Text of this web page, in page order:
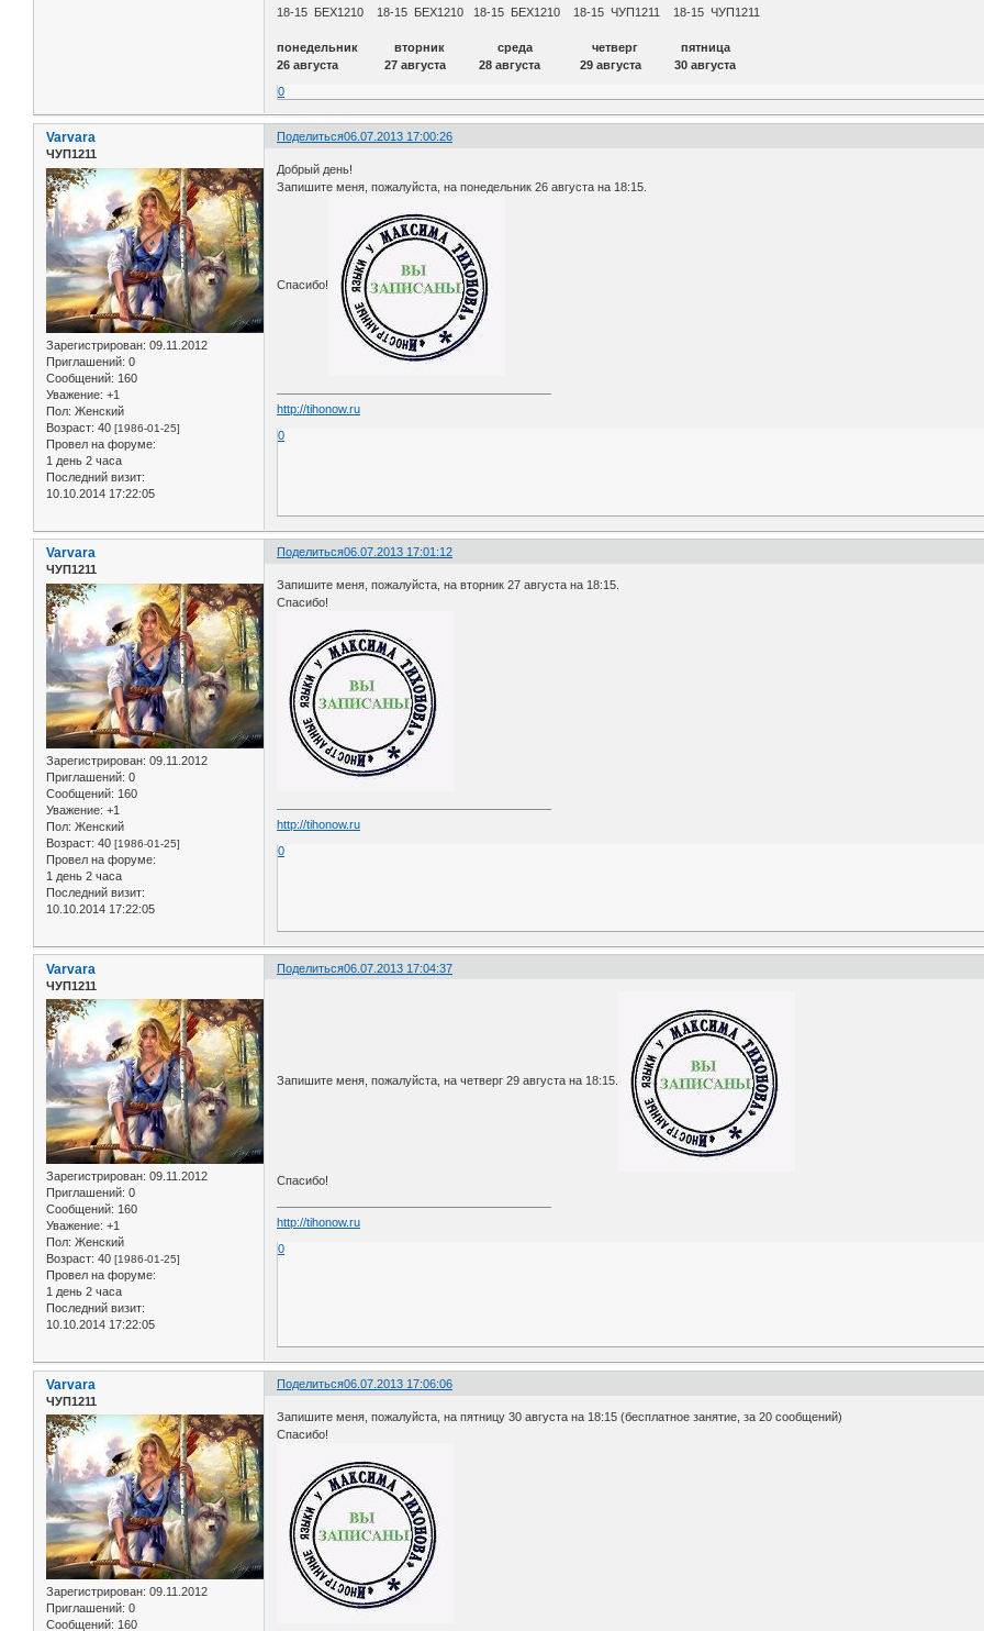
18-15 БЕХ1210 18-15 БЕХ1210 18-15 БЕХ1210 18-15 ЧУП1211 18-15 ЧУП1211
понедельник вторник среда четверг пятница
26 августа 27 августа 28 августа 29 августа 30 августа
0
Поделиться06.07.2013 17:00:26
Varvara
ЧУП1211
Зарегистрирован: 09.11.2012
Приглашений: 0
Сообщений: 160
Уважение: +1
Пол: Женский
Возраст: 40 [1986-01-25]
Провел на форуме:
1 день 2 часа
Последний визит:
10.10.2014 17:22:05
Добрый день!
Запишите меня, пожалуйста, на понедельник 26 августа на 18:15.
Спасибо!
http://tihonow.ru
0
Поделиться06.07.2013 17:01:12
Varvara
ЧУП1211
Зарегистрирован: 09.11.2012
Приглашений: 0
Сообщений: 160
Уважение: +1
Пол: Женский
Возраст: 40 [1986-01-25]
Провел на форуме:
1 день 2 часа
Последний визит:
10.10.2014 17:22:05
Запишите меня, пожалуйста, на вторник 27 августа на 18:15.
Спасибо!
http://tihonow.ru
0
Поделиться06.07.2013 17:04:37
Varvara
ЧУП1211
Зарегистрирован: 09.11.2012
Приглашений: 0
Сообщений: 160
Уважение: +1
Пол: Женский
Возраст: 40 [1986-01-25]
Провел на форуме:
1 день 2 часа
Последний визит:
10.10.2014 17:22:05
Запишите меня, пожалуйста, на четверг 29 августа на 18:15.
Спасибо!
http://tihonow.ru
0
Поделиться06.07.2013 17:06:06
Varvara
ЧУП1211
Зарегистрирован: 09.11.2012
Приглашений: 0
Сообщений: 160
Запишите меня, пожалуйста, на пятницу 30 августа на 18:15 (бесплатное занятие, за 20 сообщений)
Спасибо!